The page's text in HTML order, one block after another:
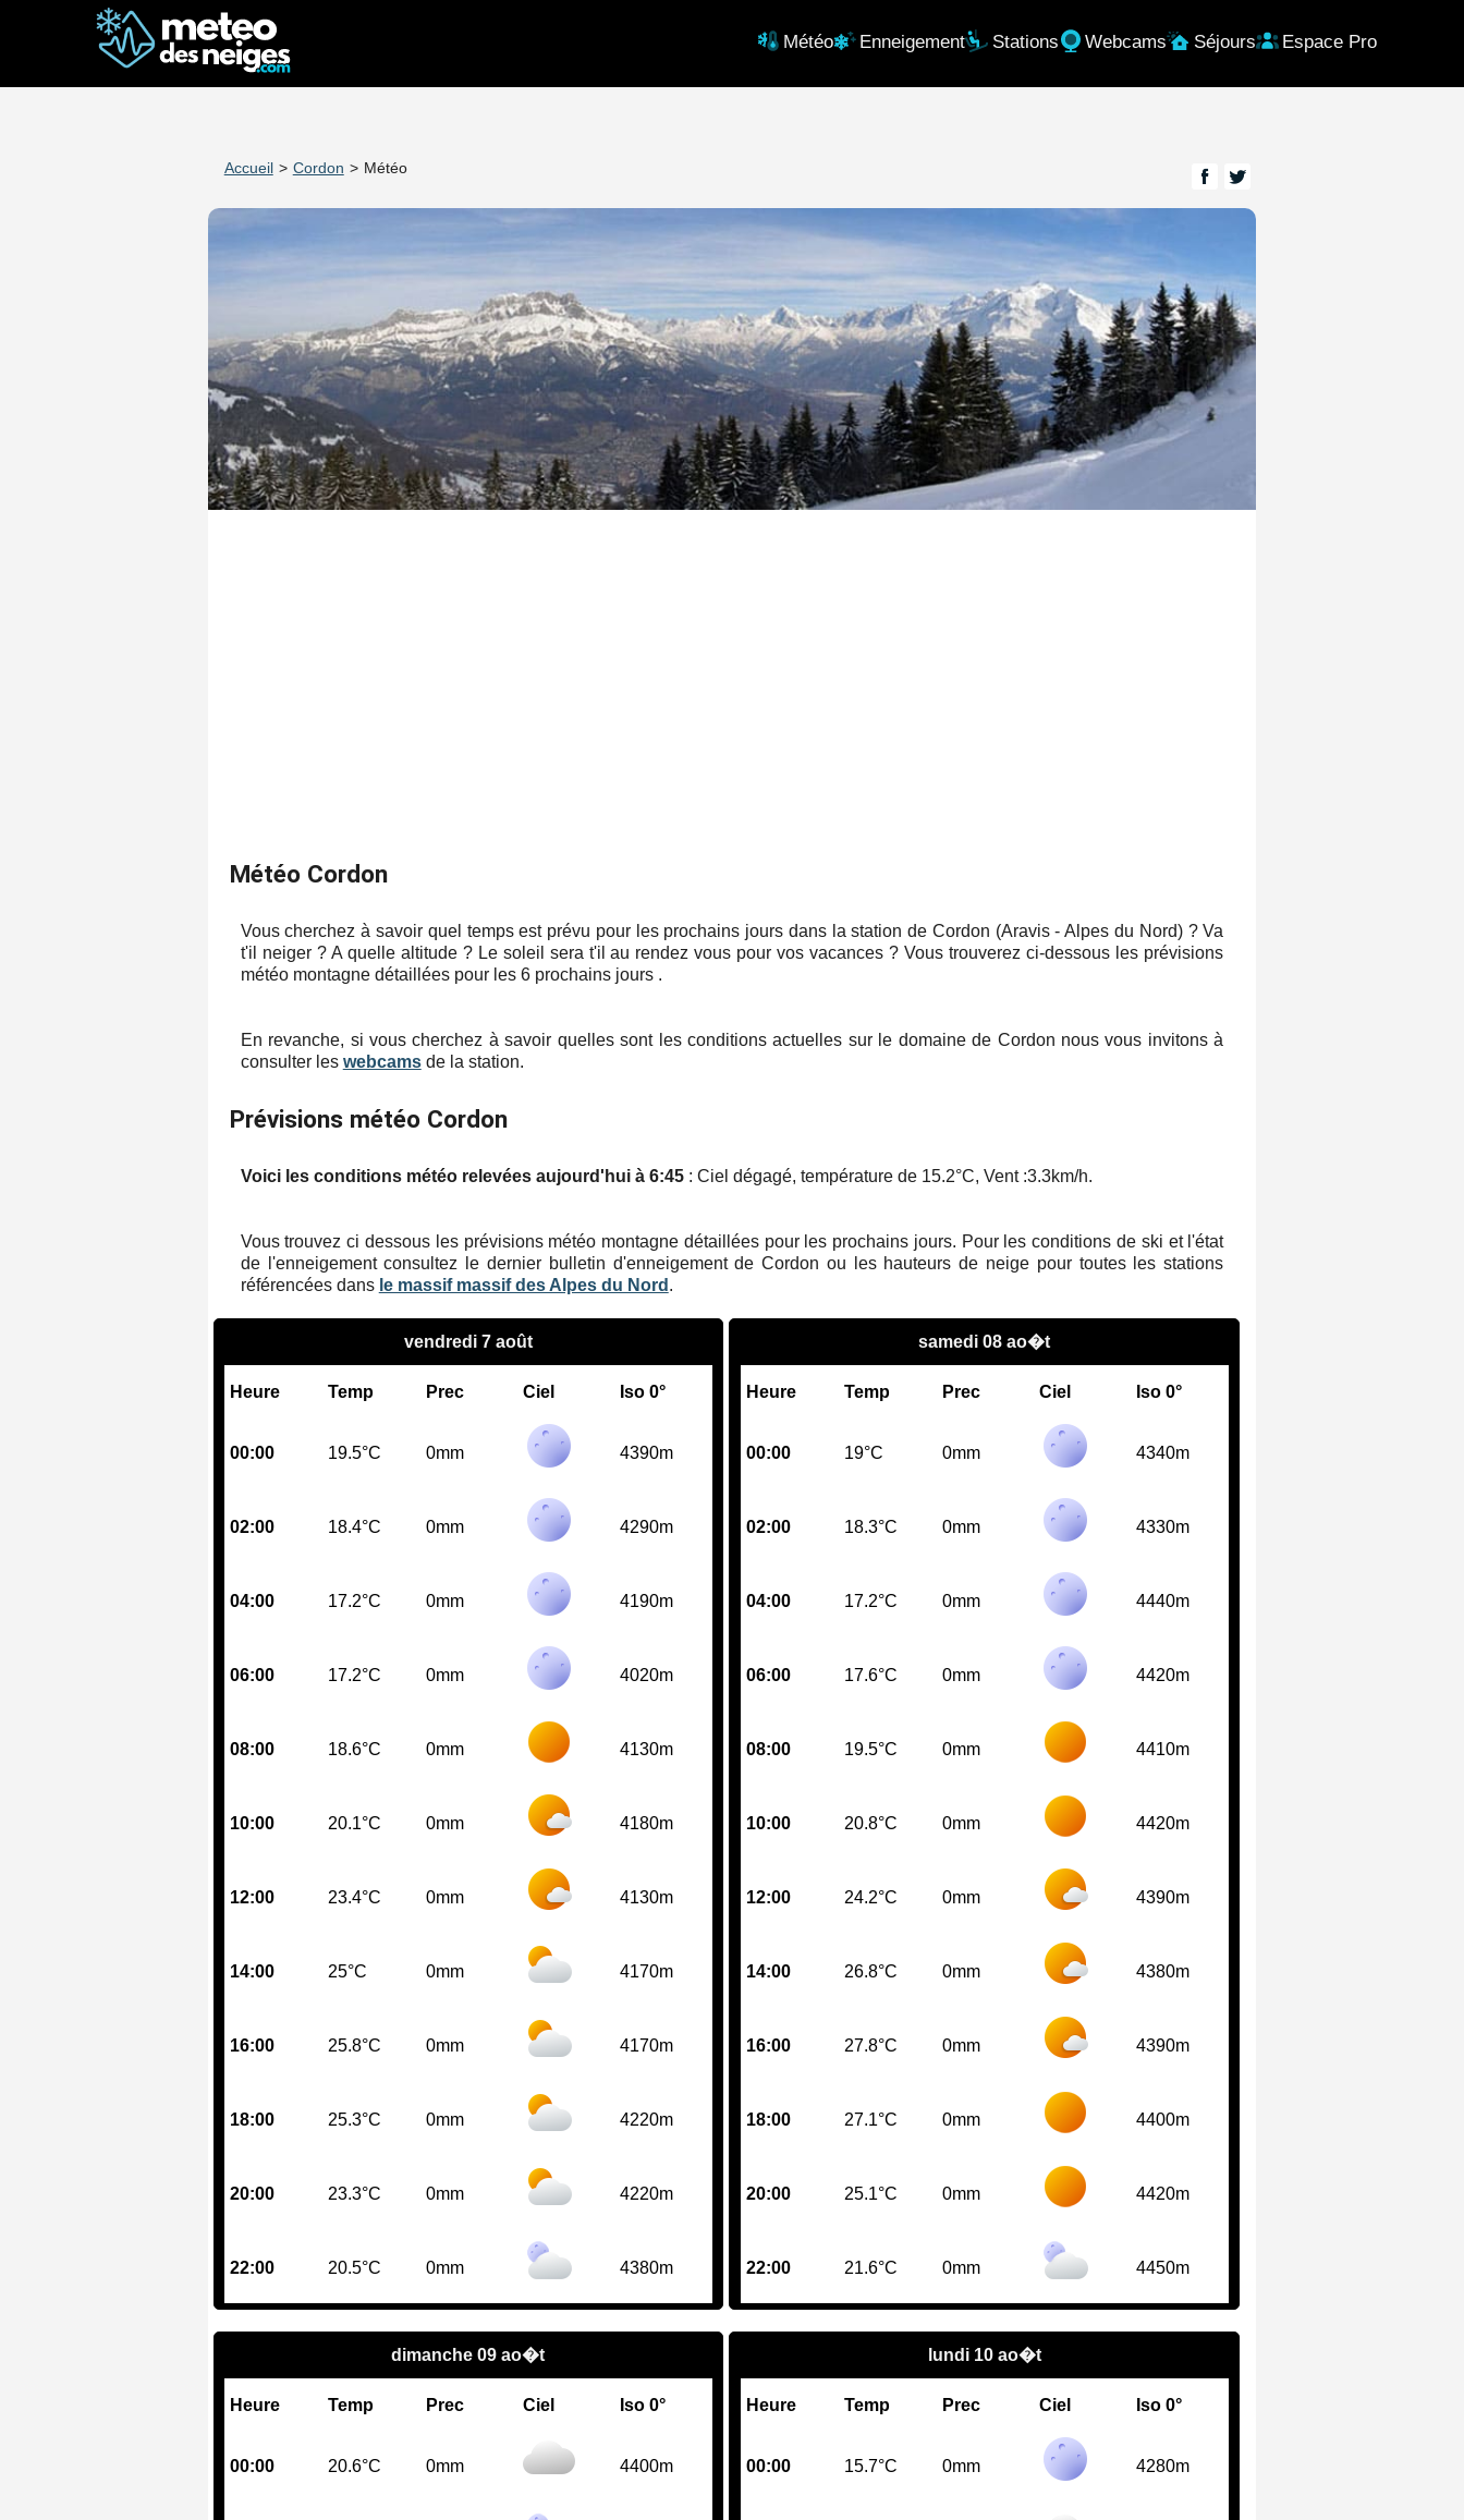
Météo Enneigement Stations Webcams Séjours Espace Pro
Accueil > Cordon > Météo
Météo Cordon
Vous cherchez à savoir quel temps est prévu pour les prochains jours dans la station de Cordon (Aravis - Alpes du Nord) ? Va
t'il neiger ? A quelle altitude ? Le soleil sera t'il au rendez vous pour vos vacances ? Vous trouverez ci-dessous les prévisions
météo montagne détaillées pour les 6 prochains jours .
En revanche, si vous cherchez à savoir quelles sont les conditions actuelles sur le domaine de Cordon nous vous invitons à
consulter les webcamsde la station.
Prévisions météo Cordon
Voici les conditions météo relevées aujourd'hui à 6:45: Ciel dégagé, température de 15.2°C, Vent :3.3km/h.
Vous trouvez ci dessous les prévisions météo montagne détaillées pour les prochains jours. Pour les conditions de ski et l'état
de l'enneigement consultez le dernier bulletin d'enneigement de Cordon ou les hauteurs de neige pour toutes les stations
référencées dans le massif massif des Alpes du Nord .
vendredi 7 août
Heure Temp Prec Ciel Iso 0°
00:00 19.5°C 0mm 4390m
02:00 18.4°C 0mm 4290m
04:00 17.2°C 0mm 4190m
06:00 17.2°C 0mm 4020m
08:00 18.6°C 0mm 4130m
10:00 20.1°C 0mm 4180m
12:00 23.4°C 0mm 4130m
14:00 25°C 0mm 4170m
16:00 25.8°C 0mm 4170m
18:00 25.3°C 0mm 4220m
20:00 23.3°C 0mm 4220m
22:00 20.5°C 0mm 4380m
samedi 08 ao�t
Heure Temp Prec Ciel Iso 0°
00:00 19°C 0mm 4340m
02:00 18.3°C 0mm 4330m
04:00 17.2°C 0mm 4440m
06:00 17.6°C 0mm 4420m
08:00 19.5°C 0mm 4410m
10:00 20.8°C 0mm 4420m
12:00 24.2°C 0mm 4390m
14:00 26.8°C 0mm 4380m
16:00 27.8°C 0mm 4390m
18:00 27.1°C 0mm 4400m
20:00 25.1°C 0mm 4420m
22:00 21.6°C 0mm 4450m
dimanche 09 ao�t
Heure Temp Prec Ciel Iso 0°
00:00 20.6°C 0mm 4400m
lundi 10 ao�t
Heure Temp Prec Ciel Iso 0°
00:00 15.7°C 0mm 4280m